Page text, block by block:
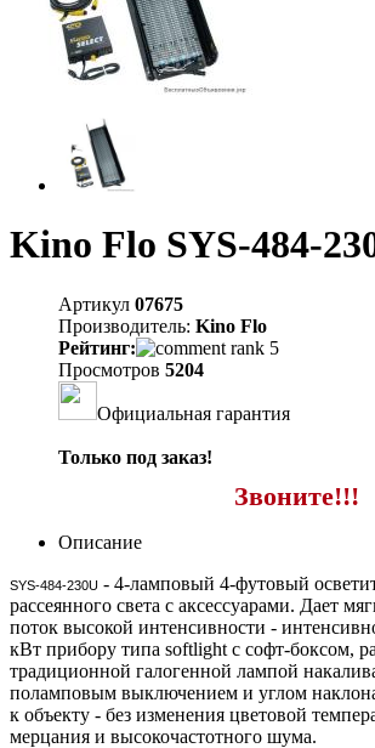
Kino Flo SYS-484-
Артикул 07675
Производитель: Kino Flo
Рейтинг:
Просмотров 5204
Официальная гарантия
Только под заказ!
Звоните!!!
Описание
SYS-484-230U - 4-ламповый 4-футовый
рассеянного света с аксессуарами. Дает
поток высокой интенсивности -
кВт прибору типа softlight с софт-боксом,
традиционной галогенной лампой
поламповым выключением и углом
к объекту - без изменения цветовой
мерцания и высокочастотного шума.